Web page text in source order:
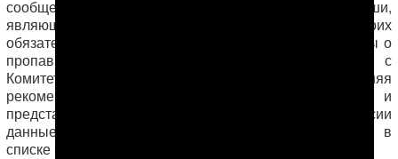
сообщество. Они позволяют себе демарши,
являющимися по сути публичным отказом от своих
обязательств – как, например, игнорируя все вопросы о
пропавших в тюрьмах
с
Комитетом ООН против пыток, два года не выполняя
рекомендации Комитета ООН по правам человека и
представив в ответ на запрос Европейской Комиссии
данные лишь о 7 заключенных из 88 находящихся в
списке пропавших.